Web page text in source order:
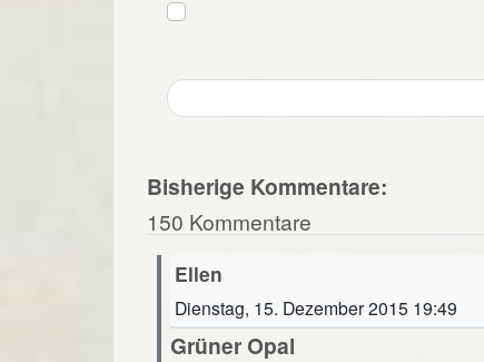
Bisherige Kommentare:
150 Kommentare
Ellen
Dienstag, 15. Dezember 2015 19:49
Grüner Opal